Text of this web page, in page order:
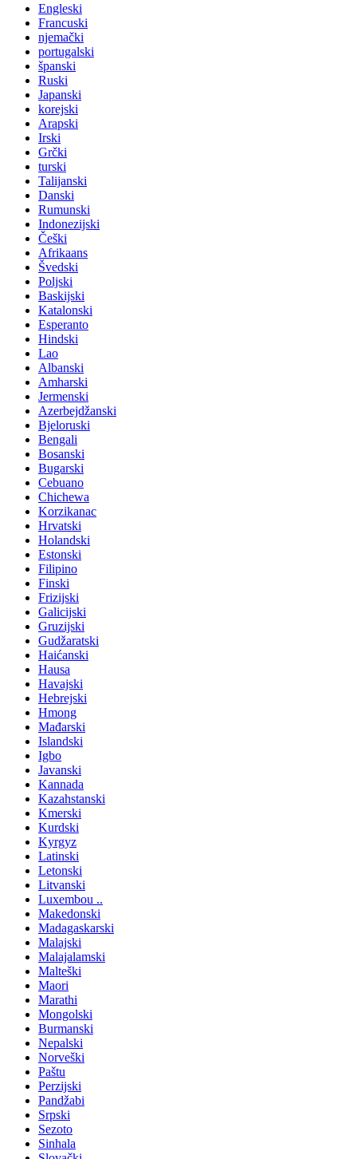
Engleski
Francuski
njemački
portugalski
španski
Ruski
Japanski
korejski
Arapski
Irski
Grčki
turski
Talijanski
Danski
Rumunski
Indonezijski
Češki
Afrikaans
Švedski
Poljski
Baskijski
Katalonski
Esperanto
Hindski
Lao
Albanski
Amharski
Jermenski
Azerbejdžanski
Bjeloruski
Bengali
Bosanski
Bugarski
Cebuano
Chichewa
Korzikanac
Hrvatski
Holandski
Estonski
Filipino
Finski
Frizijski
Galicijski
Gruzijski
Gudžaratski
Haićanski
Hausa
Havajski
Hebrejski
Hmong
Mađarski
Islandski
Igbo
Javanski
Kannada
Kazahstanski
Kmerski
Kurdski
Kyrgyz
Latinski
Letonski
Litvanski
Luxembou ..
Makedonski
Madagaskarski
Malajski
Malajalamski
Malteški
Maori
Marathi
Mongolski
Burmanski
Nepalski
Norveški
Paštu
Perzijski
Pandžabi
Srpski
Sezoto
Sinhala